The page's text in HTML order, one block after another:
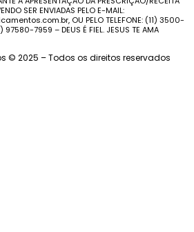
SER ENVIADAS PELO E-MAIL:
OU PELO TELEFONE: (11) 3500-
97580-7959 – DEUS É FIEL. JESUS TE AMA
© 2025 – Todos os direitos reservados